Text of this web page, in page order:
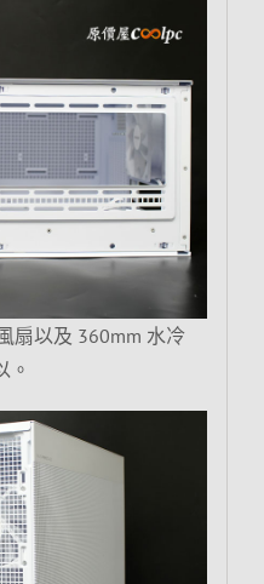
扇以及 360mm 水冷
。